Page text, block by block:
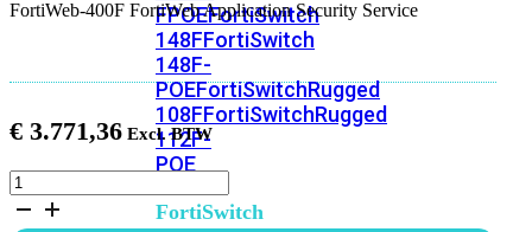
FPOEFortiSwitch
148FFortiSwitch
148F-
POEFortiSwitchRugged
108FFortiSwitchRugged
112F-
POE
FortiSwitch
FortiWeb-400F FortiWeb Application Security Service
€ 3.771,36
FortiWeb-
400F